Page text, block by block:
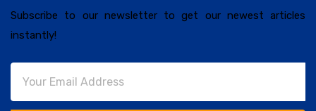
Subscribe to our newsletter to get our newest articles
instantly!